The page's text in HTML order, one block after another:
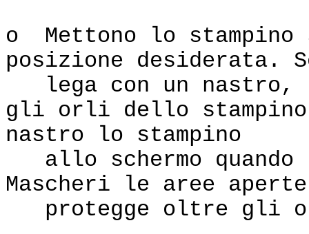
o Mettono lo stampino
posizione
lega con un nastro,
gli orli dello
nastro lo stampino
allo schermo quando
Mascheri le aree
protegge oltre gli